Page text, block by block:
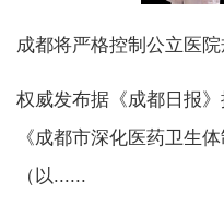
成都将严格控制公立医
权威发布据《成都日报
《成都市深化医药卫生
（以......